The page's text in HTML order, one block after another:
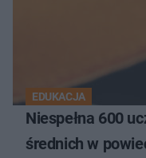
EDUKACJA
Niespełna 600
średnich w